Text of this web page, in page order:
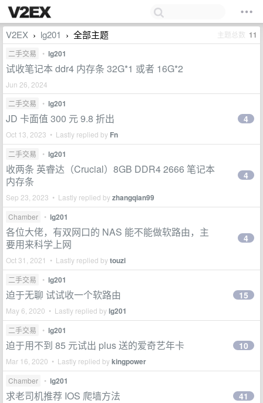
V2EX › lg201 › 全部主题 主题总数 11
二手交易 • lg201
试收笔记本 ddr4 内存条 32G*1 或者 16G*2
Jun 26, 2024
二手交易
• lg201
JD 卡面值 300 元 9.8 折出
Oct 13, 2023 • Lastly replied by Fn
4
二手交易 • lg201
收两条 英睿达（Crucial）8GB DDR4 2666 笔记本
内存条
Sep 23, 2023 • Lastly replied byzhangqian99
4
Chamber • lg201
各位大佬，有双网口的 NAS 能不能做软路由，主
要用来科学上网
Oct 31, 2021 • Lastly replied bytouzi
4
二手交易 • lg201
迫于无聊 试试收一个软路由
May 6, 2020 • Lastly replied bylg201
15
二手交易 • lg201
迫于用不到 85 元试出 plus 送的爱奇艺年卡
Mar 16, 2020 • Lastly replied bykingpower
10
Chamber • lg201
求老司机推荐 IOS 爬墙方法 41